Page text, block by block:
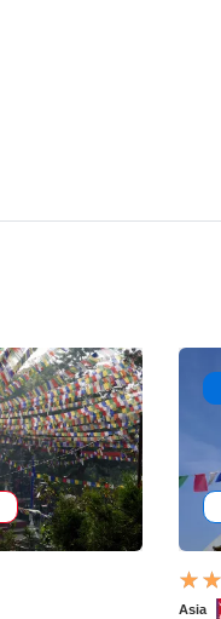
Asia